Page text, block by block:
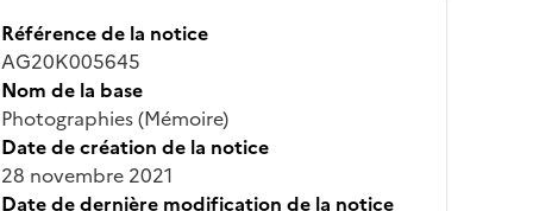
Référence de la notice
AG20K005645
Nom de la base
Photographies (Mémoire)
Date de création de la notice
28 novembre 2021
Date de dernière modification de la notice